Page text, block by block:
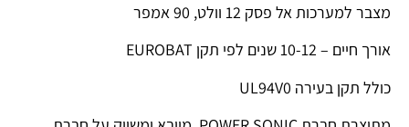
מצבר למערכות אל פסק 12 וולט, 90 אמפר
אורך חיים – 10-12 שנים לפי תקן EUROBAT
כולל תקן בעירה UL94V0